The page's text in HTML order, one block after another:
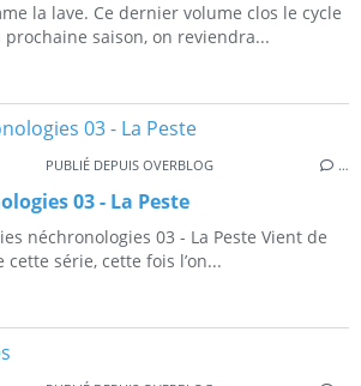
la lave. Ce dernier volume clos le cycle
prochaine saison, on reviendra...
PUBLIÉ DEPUIS OVERBLOG …
03 - La Peste
néchronologies 03 - La Peste Vient de
série, cette fois l’on...